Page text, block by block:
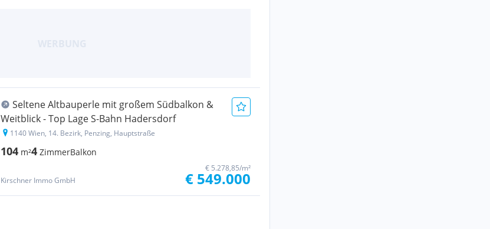
Seltene Altbauperle mit großem Südbalkon &
Weitblick - Top Lage S-Bahn Hadersdorf
1140 Wien, 14. Bezirk, Penzing, Hauptstraße
104 m²4 ZimmerBalkon
Kirschner Immo GmbH
€ 5.278,85/m²
€ 549.000